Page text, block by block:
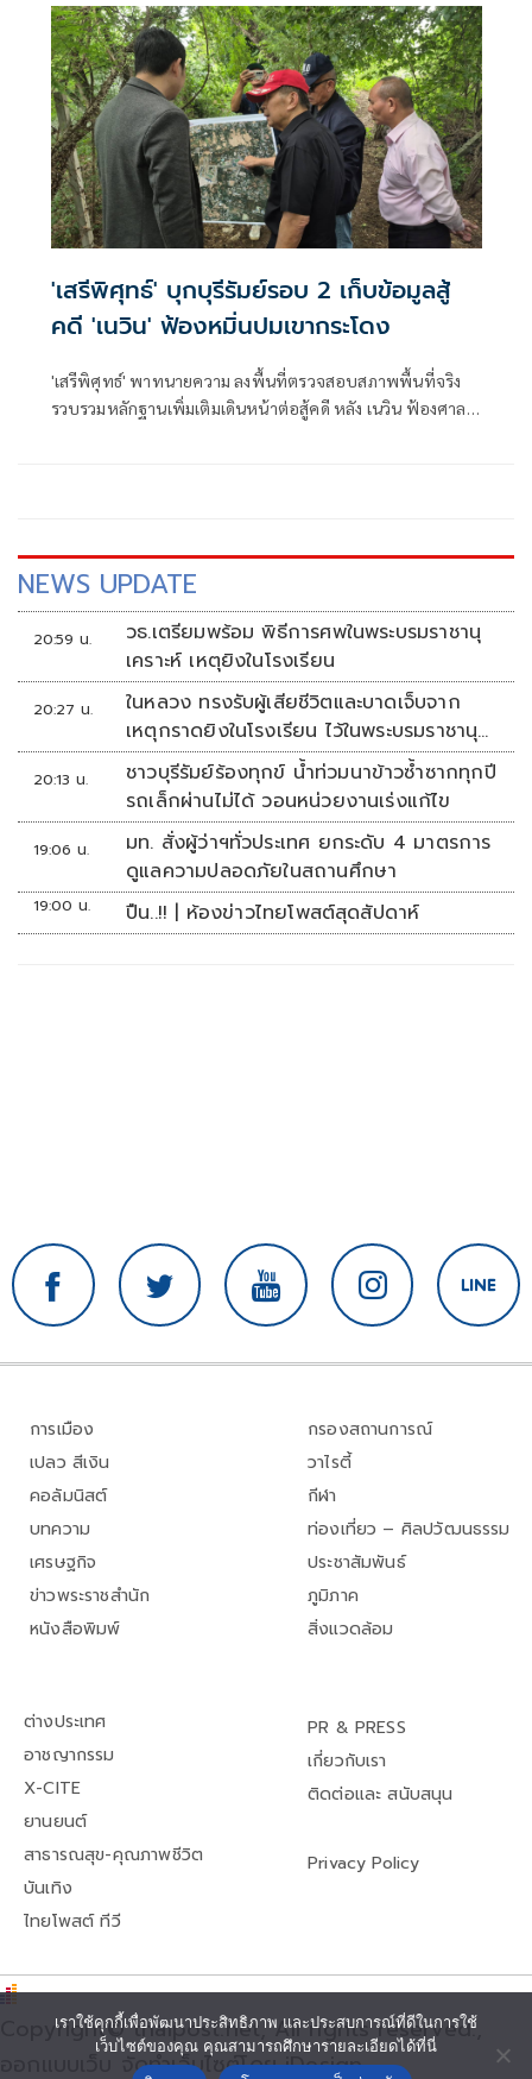
'เสรีพิศุทธ์' บุกบุรีรัมย์รอบ 2 เก็บข้อมูลสู้
คดี 'เนวิน' ฟ้องหมิ่นปมเขากระโดง
'เสรีพิศุทธ์' พาทนายความ ลงพื้นที่ตรวจสอบสภาพพื้นที่จริง
รวบรวมหลักฐานเพิ่มเติมเดินหน้าต่อสู้คดี หลัง เนวิน ฟ้องศาล
NEWS UPDATE
20:59 น.
วธ.เตรียมพร้อม พิธีการศพในพระบรมราชานุ
เคราะห์ เหตุยิงในโรงเรียน
20:27 น.
ในหลวง ทรงรับผู้เสียชีวิตและบาดเจ็บจาก
เหตุกราดยิงในโรงเรียน ไว้ในพระบรมราชานุ
เคราะห์
20:13 น.
ชาวบุรีรัมย์ร้องทุกข์ น้ำท่วมนาข้าวซ้ำซากทุกปี
รถเล็กผ่านไม่ได้ วอนหน่วยงานเร่งแก้ไข
19:06 น.
มท. สั่งผู้ว่าฯทั่วประเทศ ยกระดับ 4 มาตรการ
ดูแลความปลอดภัยในสถานศึกษา
19:00 น. ปืน..!! | ห้องข่าวไทยโพสต์สุดสัปดาห์
การเมือง
เปลว สีเงิน
คอลัมนิสต์
บทความ
เศรษฐกิจ
ข่าวพระราชสำนัก
หนังสือพิมพ์
กรองสถานการณ์
วาไรตี้
กีฬา
ท่องเที่ยว – ศิลปวัฒนธรรม
ประชาสัมพันธ์
ภูมิภาค
สิ่งแวดล้อม
ต่างประเทศ
อาชญากรรม
X-CITE
ยานยนต์
สาธารณสุข-คุณภาพชีวิต
บันเทิง
ไทยโพสต์ ทีวี
PR & PRESS
เกี่ยวกับเรา
ติดต่อและ สนับสนุน
Privacy Policy
Copyright© thaipost.net, All rights reserved.,
ออกแบบเว็บ จัดทำเว็บไซต์โดย iDesign
เราใช้คุกกี้เพื่อพัฒนาประสิทธิภาพ และประสบการณ์ที่ดีในการใช้
เว็บไซต์ของคุณ คุณสามารถศึกษารายละเอียดได้ที่นี่